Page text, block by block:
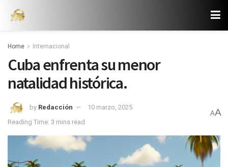
Home Internacional
Cuba enfrenta su menor
natalidad histórica.
by Redacción
10 marzo, 2025
Reading Time: 3 mins read
AA